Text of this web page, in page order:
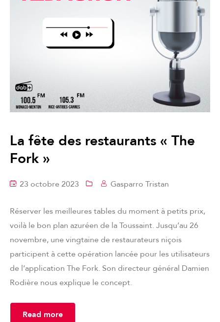
La fête des restaurants « The
Fork »
23 octobre 2023 Gasparro Tristan
Réserver les meilleures tables du moment à petits prix,
voilà le bon plan azuréen de la Toussaint. Jusqu’au 26
novembre, une vingtaine de restaurateurs niçois
participent à cette opération lancée pour les utilisateurs
de l’application The Fork. Son directeur général Damien
Rodière nous explique le concept.
Read more